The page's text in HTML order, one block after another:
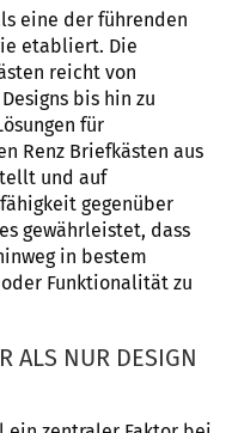
eine der führenden
etabliert. Die
reicht von
bis hin zu
für
Renz Briefkästen aus
und auf
gegenüber
gewährleistet, dass
in bestem
Funktionalität zu
ALS NUR DESIGN